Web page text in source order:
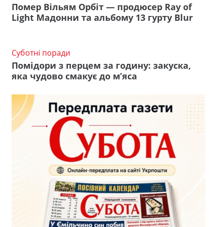
Помер Вільям Орбіт — продюсер Ray of
Light Мадонни та альбому 13 гурту Blur
Суботні поради
Помідори з перцем за годину: закуска,
яка чудово смакує до м’яса